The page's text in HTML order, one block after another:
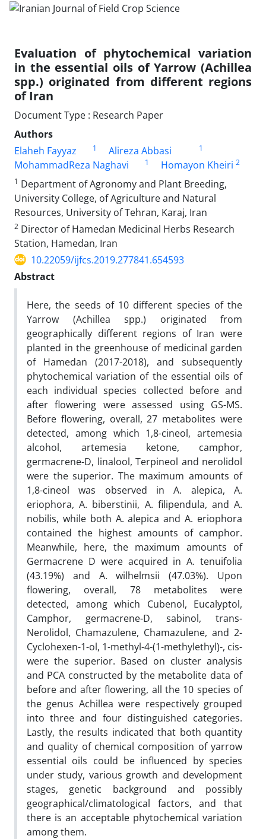
Evaluation of phytochemical variation
in the essential oils of Yarrow (Achillea
spp.) originated from different regions
of Iran
Document Type : Research Paper
Authors
Elaheh Fayyaz
1 Alireza Abbasi 1
MohammadReza Naghavi 1 Homayon Kheiri 2
1 Department of Agronomy and Plant Breeding,
University College, of Agriculture and Natural
Resources, University of Tehran, Karaj, Iran
2 Director of Hamedan Medicinal Herbs Research
Station, Hamedan, Iran
10.22059/ijfcs.2019.277841.654593
Abstract
Here, the seeds of 10 different species of the
Yarrow (Achillea spp.) originated from
geographically different regions of Iran were
planted in the greenhouse of medicinal garden
of Hamedan (2017-2018), and subsequently
phytochemical variation of the essential oils of
each individual species collected before and
after flowering were assessed using GS-MS.
Before flowering, overall, 27 metabolites were
detected, among which 1,8-cineol, artemesia
alcohol, artemesia ketone, camphor,
germacrene-D, linalool, Terpineol and nerolidol
were the superior. The maximum amounts of
1,8-cineol was observed in A. alepica, A.
eriophora, A. biberstinii, A. filipendula, and A.
nobilis, while both A. alepica and A. eriophora
contained the highest amounts of camphor.
Meanwhile, here, the maximum amounts of
Germacrene D were acquired in A. tenuifolia
(43.19%) and A. wilhelmsii (47.03%). Upon
flowering, overall, 78 metabolites were
detected, among which Cubenol, Eucalyptol,
Camphor, germacrene-D, sabinol, trans-
Nerolidol, Chamazulene, Chamazulene, and 2-
Cyclohexen-1-ol, 1-methyl-4-(1-methylethyl)-, cis-
were the superior. Based on cluster analysis
and PCA constructed by the metabolite data of
before and after flowering, all the 10 species of
the genus Achillea were respectively grouped
into three and four distinguished categories.
Lastly, the results indicated that both quantity
and quality of chemical composition of yarrow
essential oils could be influenced by species
under study, various growth and development
stages, genetic background and possibly
geographical/climatological factors, and that
there is an acceptable phytochemical variation
among them.